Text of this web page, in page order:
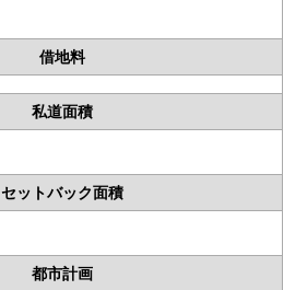
借地料
私道面積
セットバック面積
都市計画